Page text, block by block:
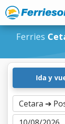
Ferries
Ida y